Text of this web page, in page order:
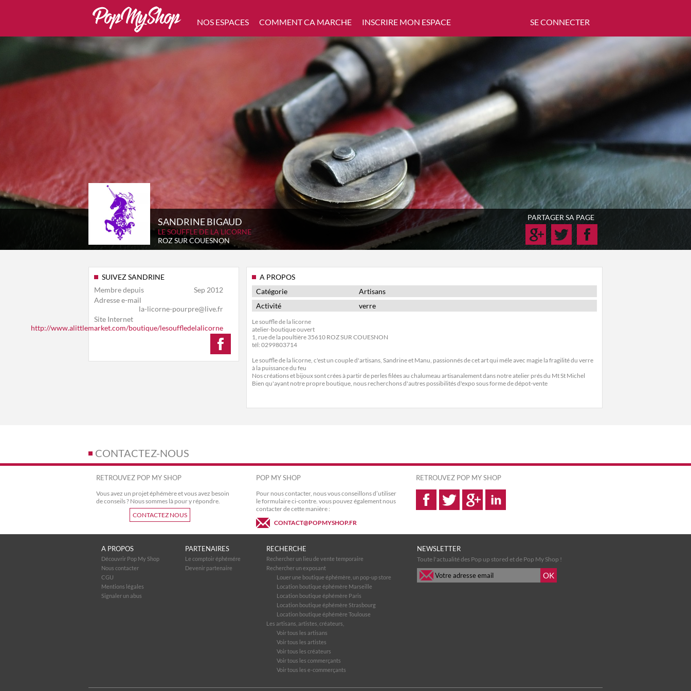
NOS ESPACES COMMENT CA MARCHE INSCRIRE MON ESPACE SE CONNECTER
SANDRINE BIGAUD
LE SOUFFLE DE LA LICORNE
ROZ SUR COUESNON
PARTAGER SA PAGE
SUIVEZ SANDRINE
Membre depuis
Sep 2012
Adresse e-mail
la-licorne-pourpre@live.fr
Site Internet
http://www.alittlemarket.com/boutique/lesouffledelalicorne
A PROPOS
Catégorie
Artisans
Activité
verre
Le souffle de la licorne
atelier-boutique ouvert
1, rue de la poultière 35610 ROZ SUR COUESNON
tél: 0299803714
Le souffle de la licorne, c'est un couple d'artisans, Sandrine et Manu, passionnés de cet art qui méle avec magie la fragilité du verre
à la puissance du feu
Nos créations et bijoux sont crées à partir de perles filées au chalumeau artisanalement dans notre atelier prés du Mt St Michel
Bien qu'ayant notre propre boutique, nous recherchons d'autres possibilités d'expo sous forme de dépot-vente
CONTACTEZ-NOUS
RETROUVEZ POP MY SHOP
Vous avez un projet éphémère et vous avez besoin
de conseils ? Nous sommes là pour y répondre.
CONTACTEZ NOUS
POP MY SHOP
Pour nous contacter, nous vous conseillons d’utiliser
le formulaire ci-contre. vous pouvez également nous
contacter de cette manière :
CONTACT@POPMYSHOP.FR
RETROUVEZ POP MY SHOP
A PROPOS
Découvrir Pop My Shop
Nous contacter
CGU
Mentions légales
Signaler un abus
PARTENAIRES
Le comptoir éphémére
Devenir partenaire
RECHERCHE
Rechercher un lieu de vente temporaire
Rechercher un exposant
Louer une boutique éphémère, un pop-up store
Location boutique éphémère Marseille
Location boutique éphémère Paris
Location boutique éphémère Strasbourg
Location boutique éphémère Toulouse
Les artisans, artistes, créateurs,
Voir tous les artisans
Voir tous les artistes
Voir tous les créateurs
Voir tous les commerçants
Voir tous les e-commerçants
NEWSLETTER
Toute l'actualité des Pop up stored et de Pop My Shop !